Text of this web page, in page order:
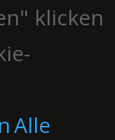
klicken
Alle